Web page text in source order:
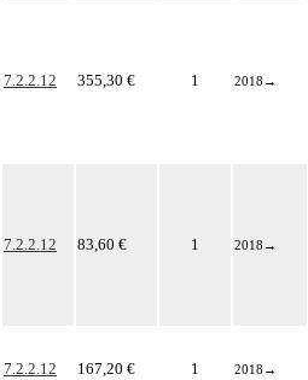
7.2.2.12 355,30 € 1 2018 →
7.2.2.12 83,60 € 1 2018 →
7.2.2.12 167,20 € 1 2018 →